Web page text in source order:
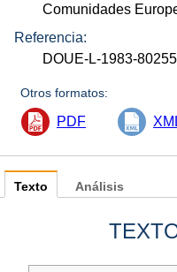
Comunidades
Referencia:
DOUE-L-1983-80255
Otros formatos:
PDF
Texto Análisis